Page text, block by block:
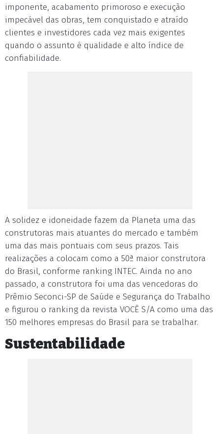
imponente, acabamento primoroso e execução
impecável das obras, tem conquistado e atraído
clientes e investidores cada vez mais exigentes
quando o assunto é qualidade e alto índice de
confiabilidade.
A solidez e idoneidade fazem da Planeta uma das
construtoras mais atuantes do mercado e também
uma das mais pontuais com seus prazos. Tais
realizações a colocam como a 50ª maior construtora
do Brasil, conforme ranking INTEC. Ainda no ano
passado, a construtora foi uma das vencedoras do
Prêmio Seconci-SP de Saúde e Segurança do Trabalho
e figurou o ranking da revista VOCÊ S/A como uma das
150 melhores empresas do Brasil para se trabalhar.
Sustentabilidade